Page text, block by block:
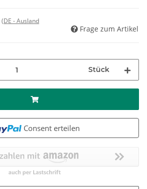
(DE - Ausland
Frage zum Artikel
Stück
Consent erteilen